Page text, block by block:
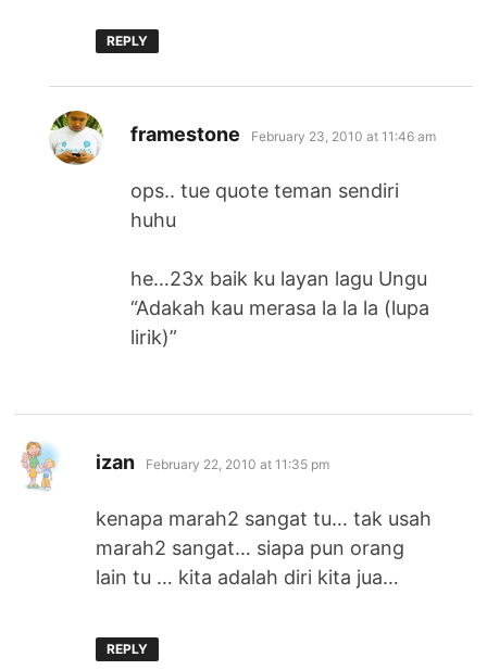
REPLY
framestone says:
February 23, 2010 at 11:46 am
ops.. tue quote teman sendiri
huhu
he…23x baik ku layan lagu Ungu
“Adakah kau merasa la la la (lupa
lirik)”
izan says:
February 22, 2010 at 11:35 pm
kenapa marah2 sangat tu… tak usah
marah2 sangat… siapa pun orang
lain tu … kita adalah diri kita jua…
REPLY